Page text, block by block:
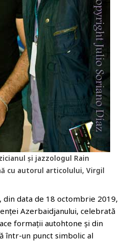
și jazzologul Rain
cu autorul articolului, Virgil
din data de 18 octombrie 2019,
Azerbaidjanului, celebrată
formații autohtone și din
într-un punct simbolic al